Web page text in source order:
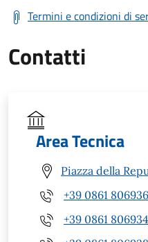
Termini e condizioni di
Contatti
Area Tecnica
Piazza della
+39 0861 806936
+39 0861 806934